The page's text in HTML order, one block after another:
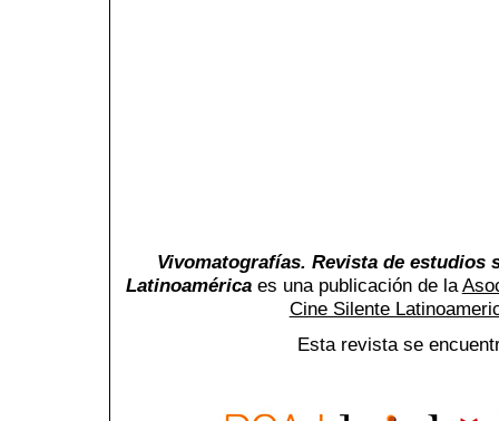
Vivomatografías. Revista de estudios
Latinoaméricaes una publicación de la
Cine Silente
Esta revista se